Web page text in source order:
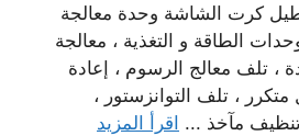
كرت الشاشة وحدة معالجة
الطاقة و التغذية ، معالجة
، تلف معالج الرسوم ، إعادة
، تلف التوانزستور ،
تنظيف مآخذ ... اقرأ المزيد